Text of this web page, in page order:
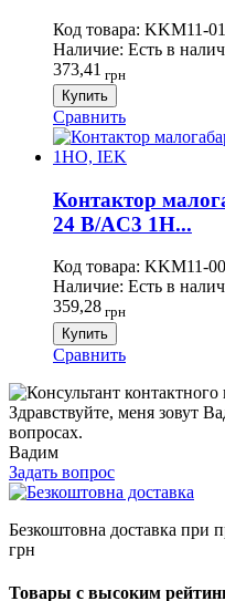
Код товара: KKM11-
Наличие: Есть в
373,41 грн
Купить
Сравнить
Контактор
24 В/AC3 1Н...
Код товара: KKM11-
Наличие: Есть в
359,28 грн
Купить
Сравнить
Здравствуйте, меня зовут
вопросах.
Вадим
Задать вопрос
Безкоштовна доставка при
грн
Товары с высоким